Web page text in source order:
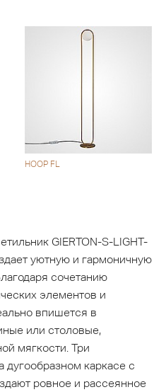
HOOP FL
GIERTON-S-LIGHT-
уютную и гармоничную
сочетанию
элементов и
впишется в
или столовые,
мягкости. Три
каркасе с
ровное и рассеянное